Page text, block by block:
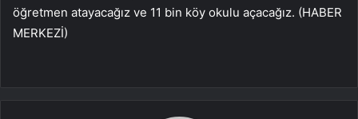
öğretmen atayacağız ve 11 bin köy okulu açacağız. (HABER
MERKEZİ)